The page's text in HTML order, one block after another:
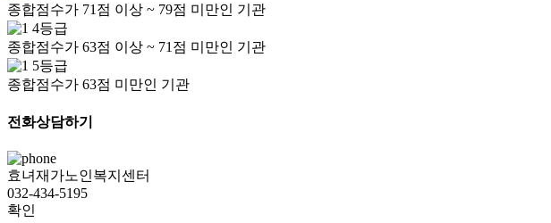
종합점수가 71점 이상 ~ 79점 미만인 기관
4등급
종합점수가 63점 이상 ~ 71점 미만인 기관
5등급
종합점수가 63점 미만인 기관
전화상담하기
효녀재가노인복지센터
032-434-5195
확인